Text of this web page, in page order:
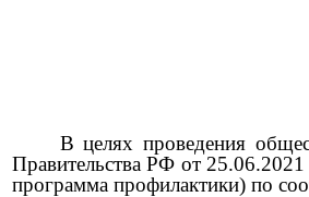
В целях проведения
Правительства РФ от
программа профилактики) по